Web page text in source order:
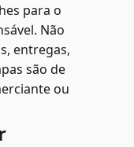
para o
Não
entregas,
são de
ou